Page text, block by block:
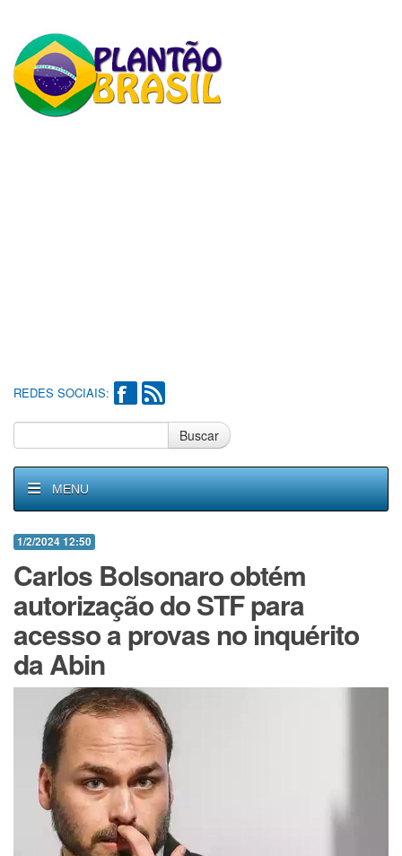
REDES SOCIAIS:
Buscar
MENU
1/2/2024 12:50
Carlos Bolsonaro obtém
autorização do STF para
acesso a provas no inquérito
da Abin